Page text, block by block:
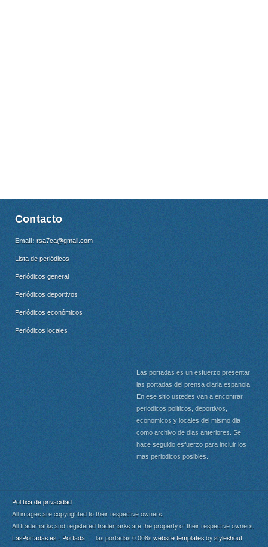
Contacto
Email: rsa7ca@gmail.com
Lista de periódicos
Periódicos general
Periódicos deportivos
Periódicos económicos
Periódicos locales
Las portadas es un esfuerzo presentar
las portadas del prensa diaria espanola.
En ese sitio ustedes van a encontrar
periodicos politicos, deportivos,
economicos y locales del mismo dia
como archivo de dias anteriores. Se
hace seguido esfuerzo para incluir los
mas periodicos posibles.
Política de privacidad
All images are copyrighted to their respective owners.
All trademarks and registered trademarks are the property of their respective owners.
LasPortadas.es - Portada las portadas 0.008s website templates by styleshout